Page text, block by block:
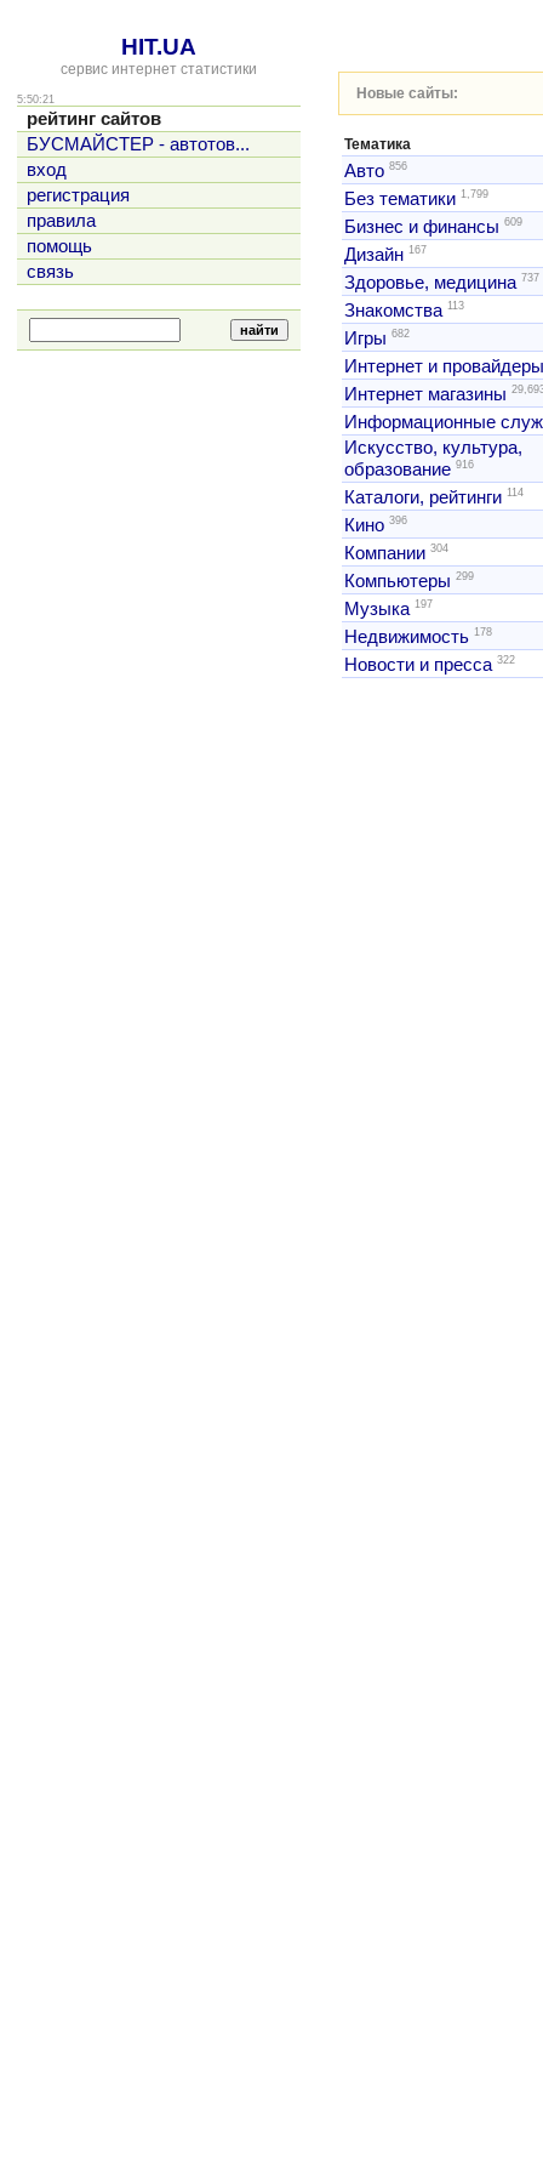
HIT.UA
сервис интернет статистики
5:50:21
рейтинг сайтов
БУСМАЙСТЕР - автотов...
вход
регистрация
правила
помощь
связь
Новые сайты:
Тематика
Авто 856
Без тематики 1,799
Бизнес и финансы 609
Дизайн 167
Здоровье, медицина 737
Знакомства 113
Игры 682
Интернет и провайдеры
Интернет магазины
Информационные
Искусство, культура,
образование 916
Каталоги, рейтинги 114
Кино 396
Компании 304
Компьютеры 299
Музыка 197
Недвижимость 178
Новости и пресса 322